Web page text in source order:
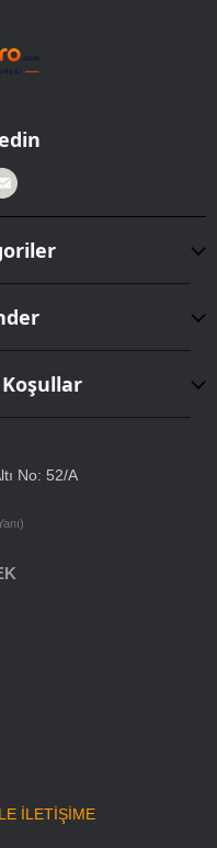
No: 52/A
İLETİŞİME